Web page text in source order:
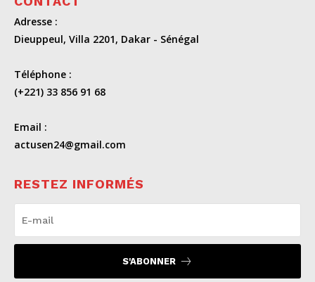
Adresse :
Dieuppeul, Villa 2201, Dakar - Sénégal
Téléphone :
(+221) 33 856 91 68
Email :
actusen24@gmail.com
RESTEZ INFORMÉS
S'ABONNER